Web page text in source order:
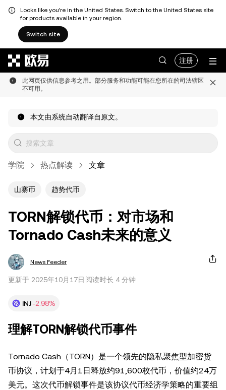
Looks like you're in the United States. Switch to the United States site
for products available in your region.
Switch site
注册
此网页仅供信息参考之用。部分服务和功能可能在您所在的司法辖区
不可用。
本文由系统自动翻译自原文。
学院 热点解读 文章
山寨币 趋势代币
TORN解锁代币：对市场和
Tornado Cash未来的意义
News Feeder
更新于 2025年10月17日 阅读时长 4 分钟
INJ-2.98%
理解TORN解锁代币事件
Tornado Cash（TORN）是一个领先的隐私聚焦型加密货
币协议，计划于4月1日释放约91,600枚代币，价值约24万
美元。这次代币解锁事件是该协议代币经济学策略的重要组